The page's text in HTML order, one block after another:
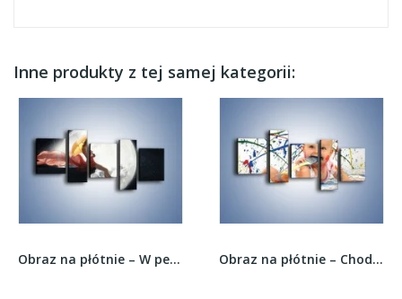
Inne produkty z tej samej kategorii:
Obraz na płótnie – W pełni księżyca z parasolką... Obraz na płótnie – Chodź pomaluj mój świat –...